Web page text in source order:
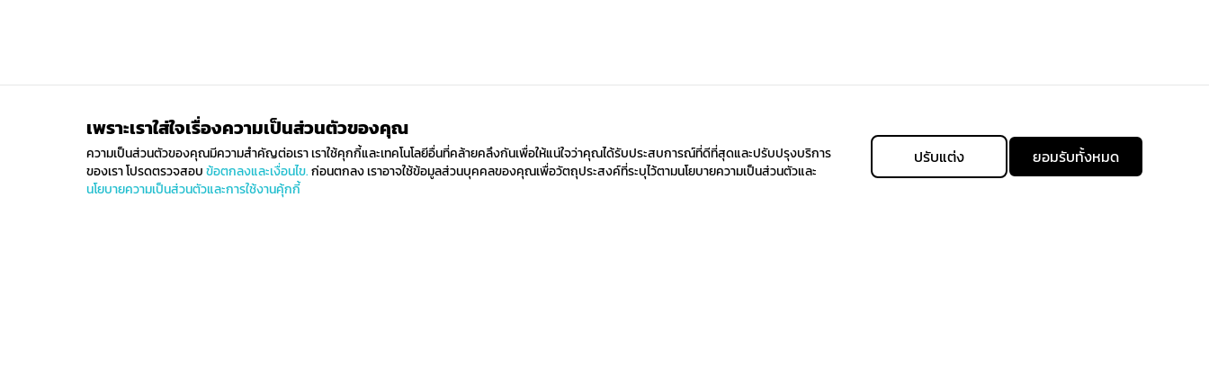
เพราะเราใส่ใจเรื่องความเป็นส่วนตัวของคุณ
ความเป็นส่วนตัวของคุณมีความสำคัญต่อเรา เราใช้คุกกี้และเทคโนโลยีอื่นที่คล้ายคลึงกันเพื่อให้แน่ใจว่าคุณได้รับประสบการณ์ที่ดีที่สุดและปรับปรุงบริการ
ของเรา โปรดตรวจสอบข้อตกลงและเงื่อนไข.ก่อนตกลง เราอาจใช้ข้อมูลส่วนบุคคลของคุณเพื่อวัตถุประสงค์ที่ระบุไว้ตามนโยบายความเป็นส่วนตัวและ
นโยบายความเป็นส่วนตัวและการใช้งานคุ้กกี้
ปรับแต่ง ยอมรับทั้งหมด